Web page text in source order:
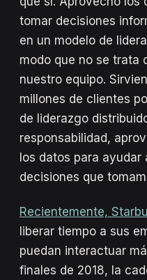
tomar decisiones
en un modelo de
modo que no se trata
nuestro equipo.
millones de clientes
de liderazgo
responsabilidad,
los datos para ayudar
decisiones que
Recientemente,
liberar tiempo a sus
puedan interactuar
finales de 2018, la